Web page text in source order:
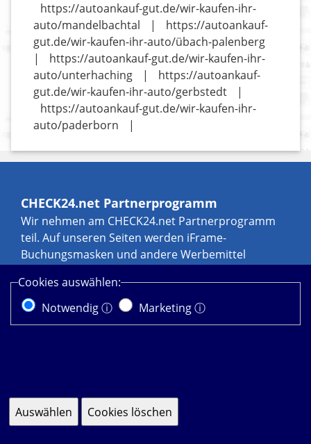
https://autoankauf-gut.de/wir-kaufen-ihr-
auto/mandelbachtal
|
https://autoankauf-
gut.de/wir-kaufen-ihr-auto/übach-palenberg
|
https://autoankauf-gut.de/wir-kaufen-ihr-
auto/unterhaching
|
https://autoankauf-
gut.de/wir-kaufen-ihr-auto/gerbstedt
|
https://autoankauf-gut.de/wir-kaufen-ihr-
auto/paderborn
|
CHECK24.net Partnerprogramm
Wir nehmen am CHECK24.net Partnerprogramm
teil. Auf unseren Seiten werden iFrame-
Buchungsmasken und andere Werbemittel
zum Beispiel durch Leads und Sales, eine
Werbekostenerstattung erhalten können. Weitere
Informationen zur Datennutzung durch
Cookie-Einstellungen ändern
Cookies auswählen:
Notwendig ⓘ
Marketing ⓘ
Auswählen Cookies löschen